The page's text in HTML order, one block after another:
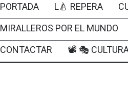
PORTADA L🍐 REPERA
MIRALLEROS POR EL MUNDO
CONTACTAR
📽 🎭